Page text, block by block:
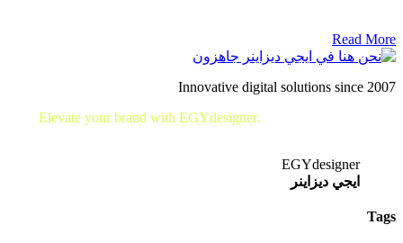
Read More
Innovative digital solutions since 2007
Elevate your brand with EGYdesigner.
EGYdesigner
ايجي ديزاينر
Tags